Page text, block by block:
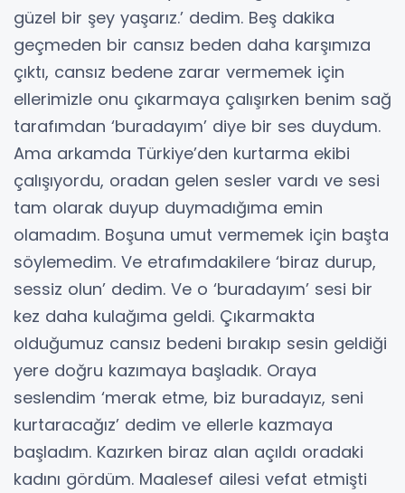
güzel bir şey yaşarız.’ dedim. Beş dakika
geçmeden bir cansız beden daha karşımıza
çıktı, cansız bedene zarar vermemek için
ellerimizle onu çıkarmaya çalışırken benim sağ
tarafımdan ‘buradayım’ diye bir ses duydum.
Ama arkamda Türkiye’den kurtarma ekibi
çalışıyordu, oradan gelen sesler vardı ve sesi
tam olarak duyup duymadığıma emin
olamadım. Boşuna umut vermemek için başta
söylemedim. Ve etrafımdakilere ‘biraz durup,
sessiz olun’ dedim. Ve o ‘buradayım’ sesi bir
kez daha kulağıma geldi. Çıkarmakta
olduğumuz cansız bedeni bırakıp sesin geldiği
yere doğru kazımaya başladık. Oraya
seslendim ‘merak etme, biz buradayız, seni
kurtaracağız’ dedim ve ellerle kazmaya
başladım. Kazırken biraz alan açıldı oradaki
kadını gördüm. Maalesef ailesi vefat etmişti